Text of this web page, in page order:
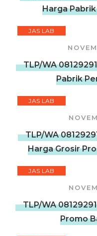
Harga
JAS LAB
TLP/WA
Pabrik
JAS LAB
TLP/WA
Harga Grosir
JAS LAB
TLP/WA
Promo